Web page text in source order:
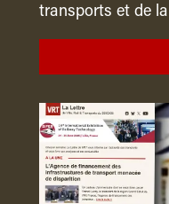
transports et de